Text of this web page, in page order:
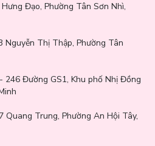
Đạo, Phường Tân Sơn Nhì,
Nguyễn Thị Thập, Phường Tân
246 Đường GS1, Khu phố Nhị Đồng
Quang Trung, Phường An Hội Tây,